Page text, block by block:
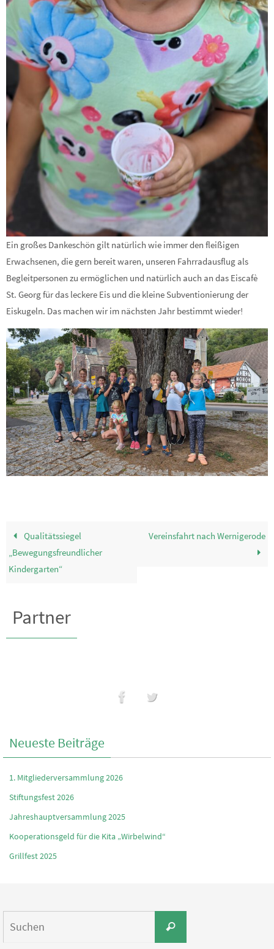
Ein großes Dankeschön gilt natürlich wie immer den fleißigen
Erwachsenen, die gern bereit waren, unseren Fahrradausflug als
Begleitpersonen zu ermöglichen und natürlich auch an das Eiscafè
St. Georg für das leckere Eis und die kleine Subventionierung der
Eiskugeln. Das machen wir im nächsten Jahr bestimmt wieder!
Qualitätssiegel
„Bewegungsfreundlicher
Kindergarten“
Vereinsfahrt nach Wernigerode
Partner
Neueste Beiträge
1. Mitgliederversammlung 2026
Stiftungsfest 2026
Jahreshauptversammlung 2025
Kooperationsgeld für die Kita „Wirbelwind“
Grillfest 2025
Suchen